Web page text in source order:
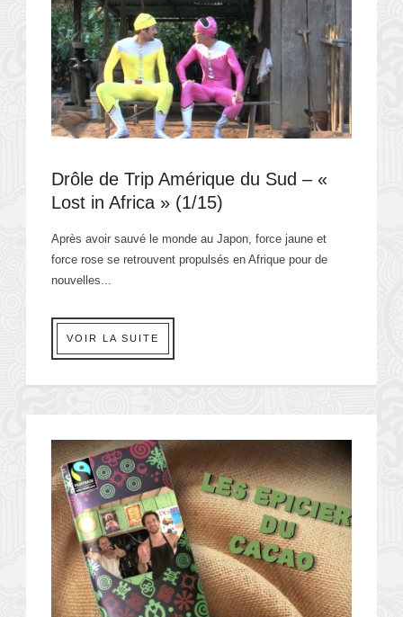
Drôle de Trip Amérique du Sud – «
Lost in Africa » (1/15)
Après avoir sauvé le monde au Japon, force jaune et
force rose se retrouvent propulsés en Afrique pour de
nouvelles...
VOIR LA SUITE